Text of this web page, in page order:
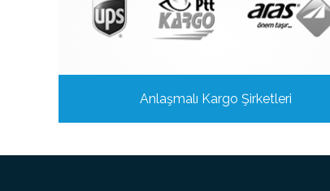
Anlaşmalı Kargo Şirketleri